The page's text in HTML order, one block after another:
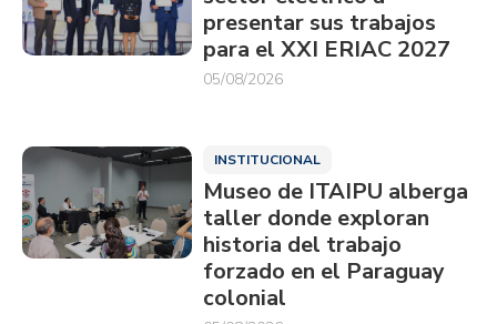
presentar sus trabajos
para el XXI ERIAC 2027
05/08/2026
INSTITUCIONAL
Museo de ITAIPU alberga
taller donde exploran
historia del trabajo
forzado en el Paraguay
colonial